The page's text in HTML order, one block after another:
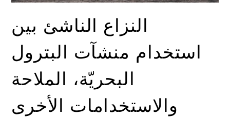
النزاع الناشئ بين
استخدام منشآت البترول
البحريّة، الملاحة
والاستخدامات الأخرى